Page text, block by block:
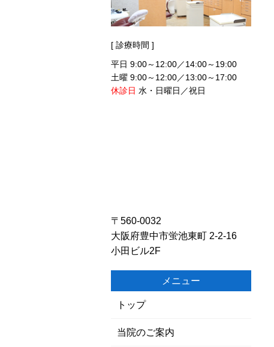
[ 診療時間 ]
平日 9:00～12:00／14:00～19:00
土曜 9:00～12:00／13:00～17:00
休診日 水・日曜日／祝日
〒560-0032
大阪府豊中市蛍池東町 2-2-16
小田ビル2F
メニュー
トップ
当院のご案内